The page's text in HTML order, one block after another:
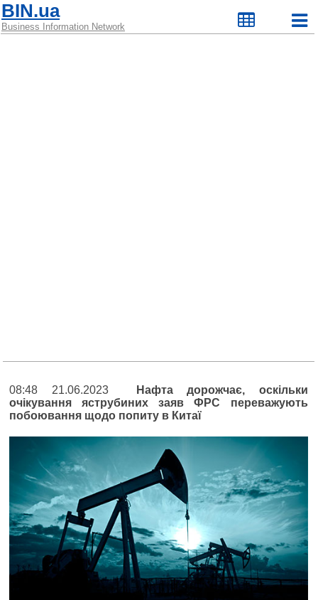
BIN.ua
Business Information Network
08:48 21.06.2023
Нафта дорожчає, оскільки
очікування яструбиних заяв ФРС переважують
побоювання щодо попиту в Китаї